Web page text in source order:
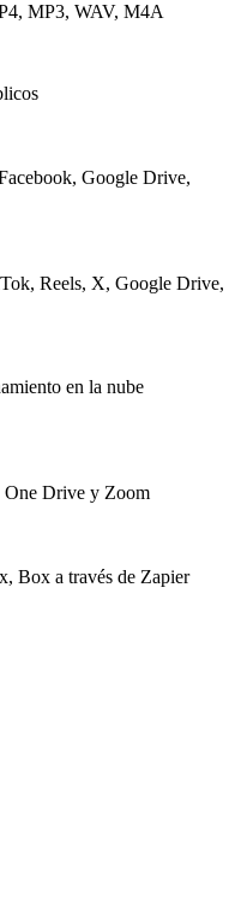
MP3, WAV, M4A
Google Drive,
Reels, X, Google Drive,
en la nube
Drive y Zoom
Box a través de Zapier